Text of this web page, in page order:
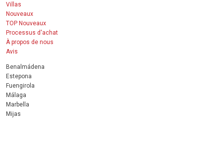
Villas
Nouveaux
TOP Nouveaux
Processus d'achat
À propos de nous
Avis
Benalmádena
Estepona
Fuengirola
Málaga
Marbella
Mijas